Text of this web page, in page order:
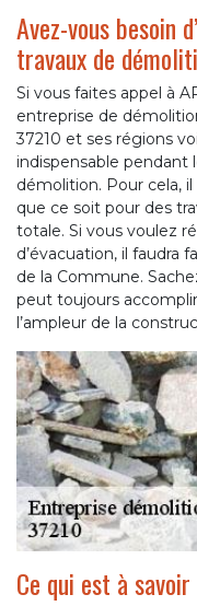
Avez-vous besoin
travaux de
Si vous faites appel à
entreprise de
37210 et ses régions
indispensable pendant
démolition. Pour cela,
que ce soit pour des
totale. Si vous voulez
d’évacuation, il faudra
de la Commune.
peut toujours
l’ampleur de la
Ce qui est à